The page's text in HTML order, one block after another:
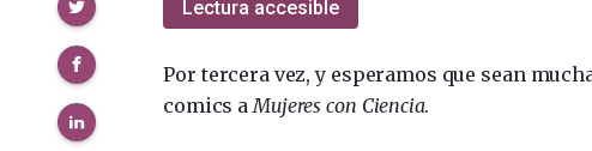
Lectura accesible
Por tercera vez, y esperamos que sean
comics a Mujeres con Ciencia.